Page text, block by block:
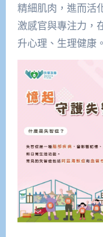
精細肌肉，進而活
激感官與專注力，
升心理、生理健康。